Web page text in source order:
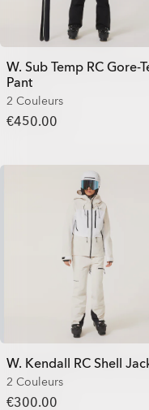
W. Sub Temp RC Gore-
Pant
2 Couleurs
€450.00
W. Kendall RC Shell
2 Couleurs
€300.00